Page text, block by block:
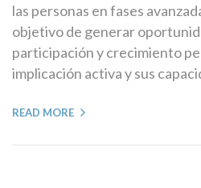
las personas en fases
objetivo de generar
participación y crecimiento
implicación activa y sus
READ MORE